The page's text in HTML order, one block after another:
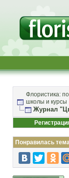
Флористика:
школы и курсы
Журнал
Понравилась